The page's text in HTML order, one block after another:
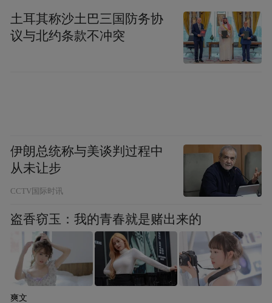
界不断演变的美学标准。本季，杰尼亚再次
生动诠释了时尚可持续#UseTheExisting的环
保理念。
PART 2王子异落座头排看秀
土耳其称沙土巴三国防务协
议与北约条款不冲突
伊朗总统称与美谈判过程中
从未让步
CCTV国际时讯
盗香窃玉：我的青春就是赌出来的
爽文